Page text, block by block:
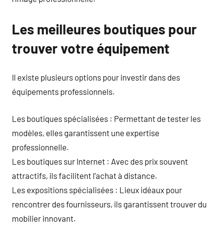
Les meilleures boutiques pour
trouver votre équipement
Il existe plusieurs options pour investir dans des
équipements professionnels.
Les boutiques spécialisées : Permettant de tester les
modèles, elles garantissent une expertise
professionnelle.
Les boutiques sur Internet : Avec des prix souvent
attractifs, ils facilitent l’achat à distance.
Les expositions spécialisées : Lieux idéaux pour
rencontrer des fournisseurs, ils garantissent trouver du
mobilier innovant.